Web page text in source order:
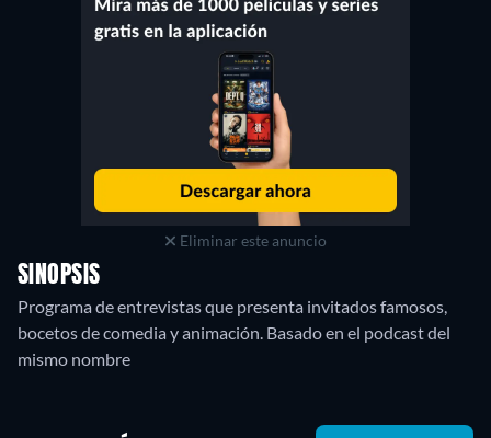
Eliminar este anuncio
SINOPSIS
Programa de entrevistas que presenta invitados famosos,
bocetos de comedia y animación. Basado en el podcast del
mismo nombre